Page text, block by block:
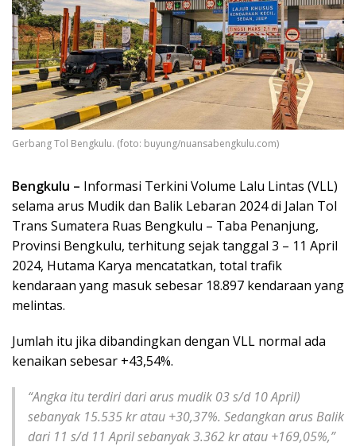
Gerbang Tol Bengkulu. (foto: buyung/nuansabengkulu.com)
Bengkulu – Informasi Terkini Volume Lalu Lintas (VLL)
selama arus Mudik dan Balik Lebaran 2024 di Jalan Tol
Trans Sumatera Ruas Bengkulu – Taba Penanjung,
Provinsi Bengkulu, terhitung sejak tanggal 3 – 11 April
2024, Hutama Karya mencatatkan, total trafik
kendaraan yang masuk sebesar 18.897 kendaraan yang
melintas.
Jumlah itu jika dibandingkan dengan VLL normal ada
kenaikan sebesar +43,54%.
“Angka itu terdiri dari arus mudik 03 s/d 10 April)
sebanyak 15.535 kr atau +30,37%. Sedangkan arus Balik
dari 11 s/d 11 April sebanyak 3.362 kr atau +169,05%,”